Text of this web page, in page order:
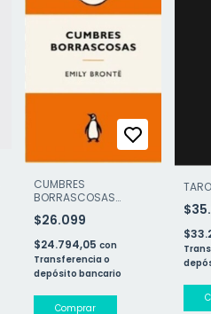
CUMBRES
BORRASCOSAS
$26.099
$24.794,05 con
Transferencia o
depósito bancario